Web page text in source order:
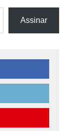
Assinar